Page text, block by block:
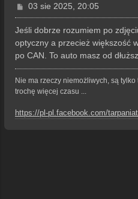
P
o
s
t
03 sie 2025, 20:05
Jeśli dobrze rozumiem po
optyczny a przecież większość
po CAN. To auto masz od
Nie ma rzeczy niemożliwych, są
trochę więcej czasu ...
https://pl-pl.facebook.com/